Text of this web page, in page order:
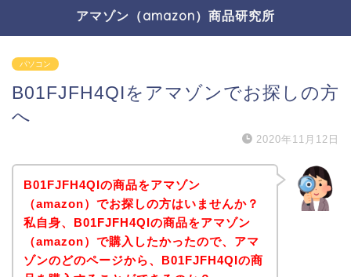
アマゾン（amazon）商品研究所
パソコン
B01FJFH4QIをアマゾンでお探しの方
へ
2020年11月12日
B01FJFH4QIの商品をアマゾン
（amazon）でお探しの方はいませんか？
私自身、B01FJFH4QIの商品をアマゾン
（amazon）で購入したかったので、アマ
ゾンのどのページから、B01FJFH4QIの商